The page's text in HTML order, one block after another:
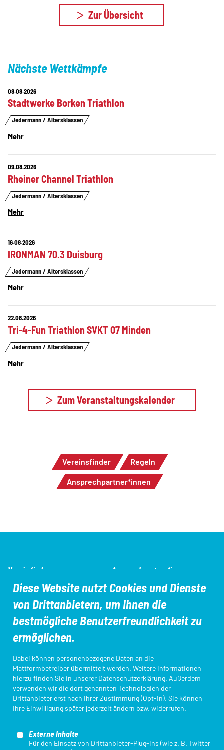
Diese Website nutzt Cookies und Dienste
von Drittanbietern, um Ihnen die
bestmögliche Benutzerfreundlichkeit zu
ermöglichen.
Dabei können personenbezogene Daten an die
Plattformbetreiber übermittelt werden. Weitere Informationen
hierzu finden Sie in unserer Datenschutzerklärung. Außerdem
verwenden wir die dort genannten Technologien der
Drittanbieter erst nach Ihrer Zustimmung (Opt-In). Sie können
Ihre Einwilligung später jederzeit ändern bzw. widerrufen.
Externe Inhalte
Für den Einsatz von Drittanbieter-Plug-Ins (wie z. B. Twitter
Zur Übersicht
Nächste Wettkämpfe
08.08.2026
Stadtwerke Borken Triathlon
Jedermann / Altersklassen
Mehr
09.08.2026
Rheiner Channel Triathlon
Jedermann / Altersklassen
Mehr
16.08.2026
IRONMAN 70.3 Duisburg
Jedermann / Altersklassen
Mehr
22.08.2026
Tri-4-Fun Triathlon SVKT 07 Minden
Jedermann / Altersklassen
Mehr
Zum Veranstaltungskalender
Vereinsfinder Regeln
Ansprechpartner*innen
SEO-
Navigation
Verein finden Ansprechpartner*innen
Aus- und Fortbildungen DTU-Startpass/App
Login Startpassdatenbank Triathlon Einstieg